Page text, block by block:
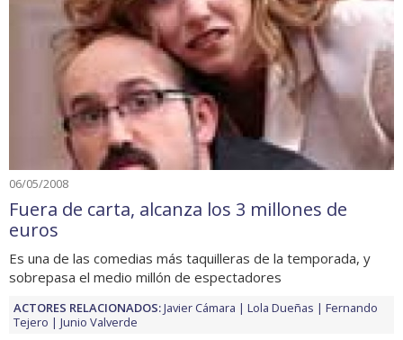
06/05/2008
Fuera de carta, alcanza los 3 millones de
euros
Es una de las comedias más taquilleras de la temporada, y
sobrepasa el medio millón de espectadores
ACTORES RELACIONADOS:Javier Cámara Lola Dueñas
Fernando
Tejero
Junio Valverde